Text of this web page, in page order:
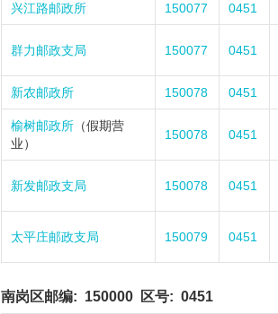
兴江路邮政所 150077 0451
群力邮政支局 150077 0451
新农邮政所 150078 0451
榆树邮政所 （假期营
业）
150078 0451
新发邮政支局 150078 0451
太平庄邮政支局 150079 0451
南岗区邮编: 150000 区号: 0451